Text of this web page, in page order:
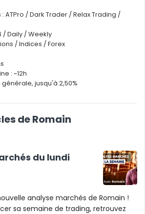
ATPro / Dark Trader / Relax Trading /
/ Daily / Weekly
/ Indices / Forex
: ~12h
générale, jusqu'à 2,50%
de Romain
du lundi
analyse marchés de Romain !
sa semaine de trading, retrouvez